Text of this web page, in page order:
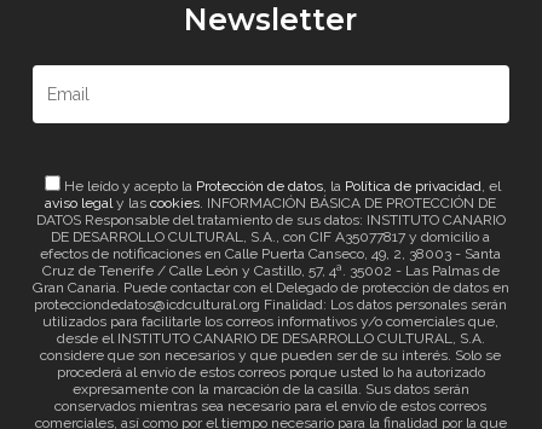
Newsletter
He leído y acepto la Protección de datos, la Política de privacidad, el
aviso legaly lascookies. INFORMACIÓN BÁSICA DE PROTECCIÓN DE
DATOS Responsable del tratamiento de sus datos: INSTITUTO CANARIO
DE DESARROLLO CULTURAL, S.A., con CIF A35077817 y domicilio a
efectos de notificaciones en Calle Puerta Canseco, 49, 2, 38003 - Santa
Cruz de Tenerife / Calle León y Castillo, 57, 4ª. 35002 - Las Palmas de
Gran Canaria. Puede contactar con el Delegado de protección de datos en
protecciondedatos@icdcultural.org Finalidad: Los datos personales serán
utilizados para facilitarle los correos informativos y/o comerciales que,
desde el INSTITUTO CANARIO DE DESARROLLO CULTURAL, S.A.
considere que son necesarios y que pueden ser de su interés. Solo se
procederá al envío de estos correos porque usted lo ha autorizado
expresamente con la marcación de la casilla. Sus datos serán
conservados mientras sea necesario para el envío de estos correos
comerciales, así como por el tiempo necesario para la finalidad por la que